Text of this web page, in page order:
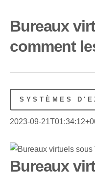
Bureaux
comment
SYSTÈMES
2023-09-
Bureaux